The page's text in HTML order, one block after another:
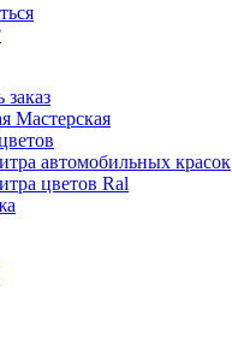
заказ
Мастерская
автомобильных красок
цветов Ral